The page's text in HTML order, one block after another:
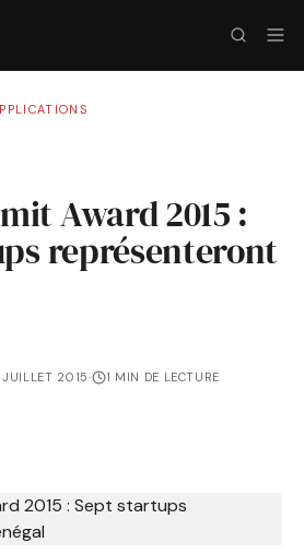
Award 2015 :
représenteront
2015· 1 MIN DE LECTURE